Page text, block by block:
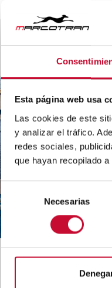
Esta página web usa
Las cookies de este
y analizar el tráfico.
redes sociales,
que hayan recopilado
de
consentimiento
Necesarias